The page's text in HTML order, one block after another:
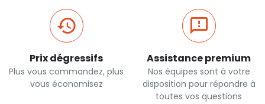
Prix dégressifs
Plus vous commandez, plus
vous économisez
Assistance premium
Nos équipes sont à votre
disposition pour répondre à
toutes vos questions